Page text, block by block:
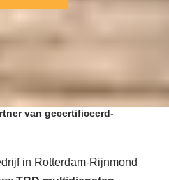
van gecertificeerd-
in Rotterdam-Rijnmond